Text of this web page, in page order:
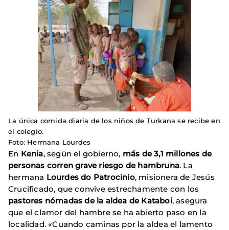
La única comida diaria de los niños de Turkana se recibe en
el colegio.
Foto: Hermana Lourdes
En Kenia, según el gobierno, más de 3,1 millones de
personas corren grave riesgo de hambruna. La
hermana Lourdes do Patrocinio, misionera de Jesús
Crucificado, que convive estrechamente con los
pastores nómadas de la aldea de Kataboi, asegura
que el clamor del hambre se ha abierto paso en la
localidad. «Cuando caminas por la aldea el lamento